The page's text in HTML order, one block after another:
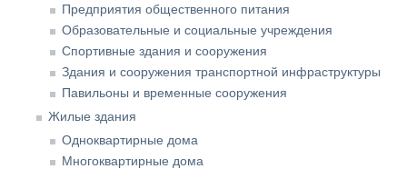
Предприятия общественного питания
Образовательные и социальные учреждения
Спортивные здания и сооружения
Здания и сооружения транспортной инфраструктуры
Павильоны и временные сооружения
Жилые здания
Одноквартирные дома
Многоквартирные дома